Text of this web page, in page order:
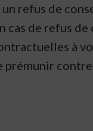
refus de
de refus de
à